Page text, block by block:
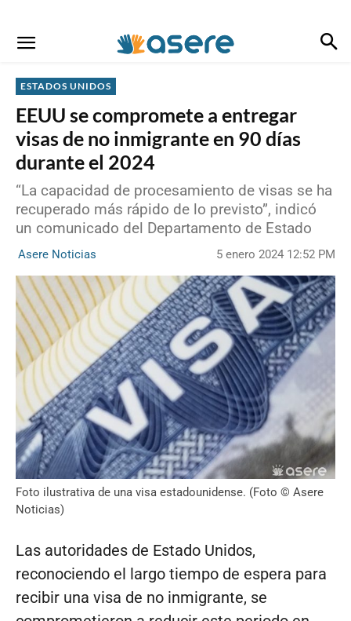
ESTADOS UNIDOS
EEUU se compromete a entregar
visas de no inmigrante en 90 días
durante el 2024
“La capacidad de procesamiento de visas se ha
recuperado más rápido de lo previsto”, indicó
un comunicado del Departamento de Estado
Asere Noticias 5 enero 2024 12:52 PM
Foto ilustrativa de una visa estadounidense. (Foto © Asere
Noticias)
Las autoridades de Estado Unidos,
reconociendo el largo tiempo de espera para
recibir una visa de no inmigrante, se